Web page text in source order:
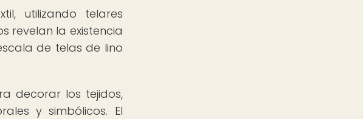
utilizando telares
revelan la existencia
de telas de lino
decorar los tejidos,
y simbólicos. El